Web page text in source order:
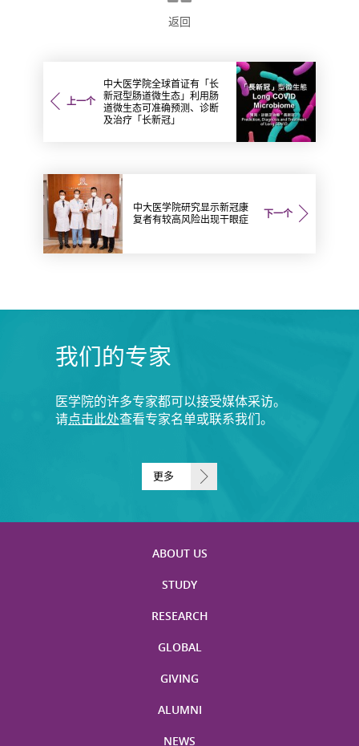
返回
上一个
中大医学院全球首证有「长
新冠型肠道微生态」利用肠
道微生态可准确预测、诊断
及治疗「长新冠」
下一个
中大医学院研究显示新冠康
复者有较高风险出现干眼症
我们的专家
医学院的许多专家都可以接受媒体采访。
请点击此处查看专家名单或联系我们。
更多
ABOUT US
STUDY
RESEARCH
GLOBAL
GIVING
ALUMNI
NEWS